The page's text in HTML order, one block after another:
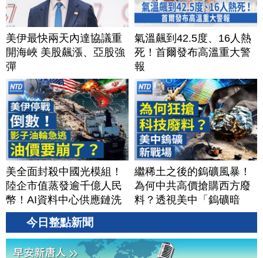
美伊最快兩天內達協議重
開海峽 美股飆漲、亞股強
彈
氣溫飆到42.5度、16人熱
死！首爾發布高溫重大警
報
美全面封殺中國光模組！
陸企市值蒸發逾千億人民
幣！AI資料中心供應鏈洗
牌？台灣喜迎轉單！成關
鍵樞紐？｜#財經新聞
│20260805 (三)
繼稀土之後的鎢礦風暴！
為何中共高價搶購西方廢
料？透視美中「鎢礦暗
戰」背後不為人知的資源
20260804(二)
今日整點新聞